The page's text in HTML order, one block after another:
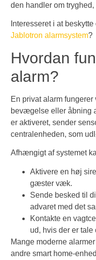
den handler om
Interesseret i at
Jablotron alarmsystem?
Hvordan
alarm?
En privat alarm
bevægelse eller åbning
er aktiveret, sender
centralenheden, som
Afhængigt af systemet
Aktivere en høj
gæster væk.
Sende besked til
advaret med det
Kontakte en
ud, hvis der er tale
Mange moderne
andre smart home-